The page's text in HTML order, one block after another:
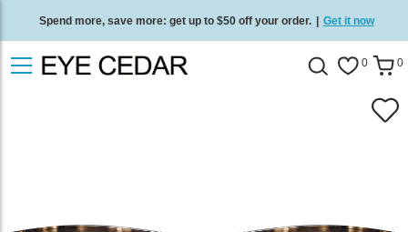
Spend more, save more: get up to $50 off your order. | Get it now
Free standard delivery on all orders Shop now 0 0